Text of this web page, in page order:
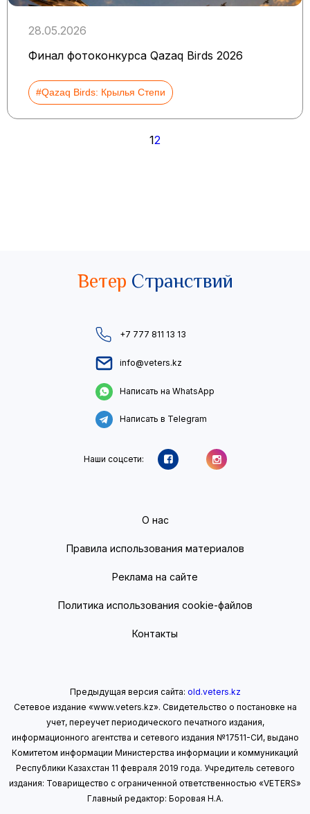
28.05.2026
Финал фотоконкурса Qazaq Birds 2026
#Qazaq Birds: Крылья Степи
12
Ветер Странствий
+7 777 811 13 13
info@veters.kz
Написать на WhatsApp
Написать в Telegram
Наши соцсети:
О нас
Правила использования материалов
Реклама на сайте
Политика использования cookie-файлов
Контакты
Предыдущая версия сайта: old.veters.kz
Сетевое издание «www.veters.kz». Свидетельство о постановке на
учет, переучет периодического печатного издания,
информационного агентства и сетевого издания №17511-СИ, выдано
Комитетом информации Министерства информации и коммуникаций
Республики Казахстан 11 февраля 2019 года. Учредитель сетевого
издания: Товарищество с ограниченной ответственностью «VETERS»
Главный редактор: Боровая Н.А.